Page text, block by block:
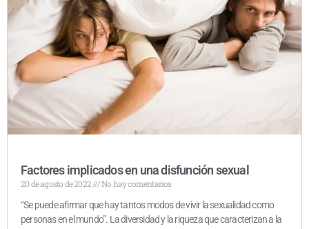
Factores implicados en una disfunción sexual
20 de agosto de 2022
No hay comentarios
“Se puede afirmar que hay tantos modos de vivir la sexualidad como
personas en el mundo”. La diversidad y la riqueza que caracterizan a la